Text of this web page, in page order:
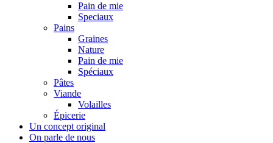
Pain de mie
Speciaux
Pains
Graines
Nature
Pain de mie
Spéciaux
Pâtes
Viande
Volailles
Épicerie
Un concept original
On parle de nous